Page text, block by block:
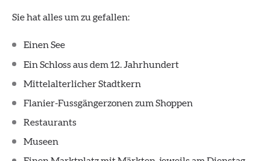
Sie hat alles um zu gefallen:
Einen See
Ein Schloss aus dem 12. Jahrhundert
Mittelalterlicher Stadtkern
Flanier-Fussgängerzonen zum Shoppen
Restaurants
Museen